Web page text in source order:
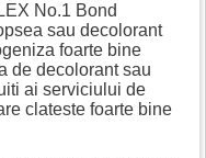
No.1 Bond
sau decolorant
foarte bine
de decolorant sau
ai serviciului de
clateste foarte bine